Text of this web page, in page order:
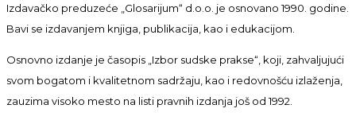
Izdavačko preduzeće „Glosarijum“ d.o.o. je osnovano 1990. godine.
Bavi se izdavanjem knjiga, publikacija, kao i edukacijom.
Osnovno izdanje je časopis „Izbor sudske prakse“, koji, zahvaljujući
svom bogatom i kvalitetnom sadržaju, kao i redovnošću izlaženja,
zauzima visoko mesto na listi pravnih izdanja još od 1992.